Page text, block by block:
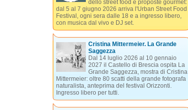
dello street food e proposte gourmet:
dal 5 al 7 giugno 2026 arriva l'Urban Street Food
Festival, ogni sera dalle 18 e a ingresso libero,
con musica dal vivo e DJ set.
Cristina Mittermeier. La Grande
Saggezza
Dal 14 luglio 2026 al 10 gennaio
2027 il Castello di Brescia ospita La
Grande Saggezza, mostra di Cristina
Mittermeier: oltre 80 scatti della grande fotografa
naturalista, anteprima del festival Orizzonti.
Ingresso libero per tutti.